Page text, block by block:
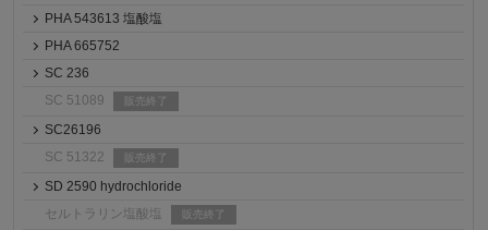
PHA 543613 塩酸塩
PHA 665752
SC 236
SC 51089
販売終了
SC26196
SC 51322
販売終了
SD 2590 hydrochloride
セルトラリン塩酸塩
販売終了